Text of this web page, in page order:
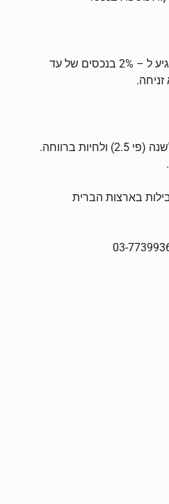
עלויות נוספות: מס רכישה, דמי תיווך, שכ"ט עורך דין בסגירת חוזה, נסיעה חד פעמית להיכרות עם החברה ופתיחת חשבון בנק בארצות הברית. עלויות אלו עשויות להגיע ל – 2% בנכסים של עד
במונחים ישראלים, במקום לקנות נכס שעלותו 4 מיליון שקלים הכולל מס רכישה גבוה ולקבל הכנסה של כ – 120,000 ש"ח, קיימת אפשרות לקבל כ – 280,000 ש"ח לשנה (פי 2.5) ולחיות ברווחה.
בארצות הברית